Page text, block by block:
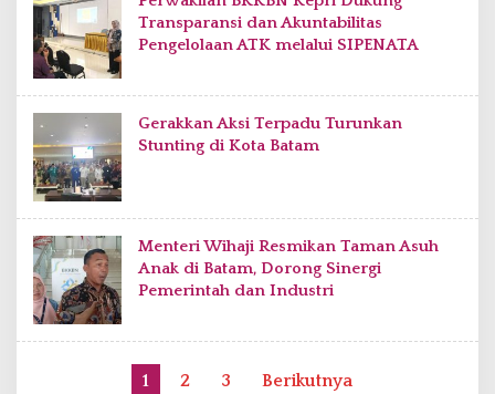
Transparansi dan Akuntabilitas
Pengelolaan ATK melalui SIPENATA
Gerakkan Aksi Terpadu Turunkan
Stunting di Kota Batam
Menteri Wihaji Resmikan Taman Asuh
Anak di Batam, Dorong Sinergi
Pemerintah dan Industri
1 2 3 Berikutnya